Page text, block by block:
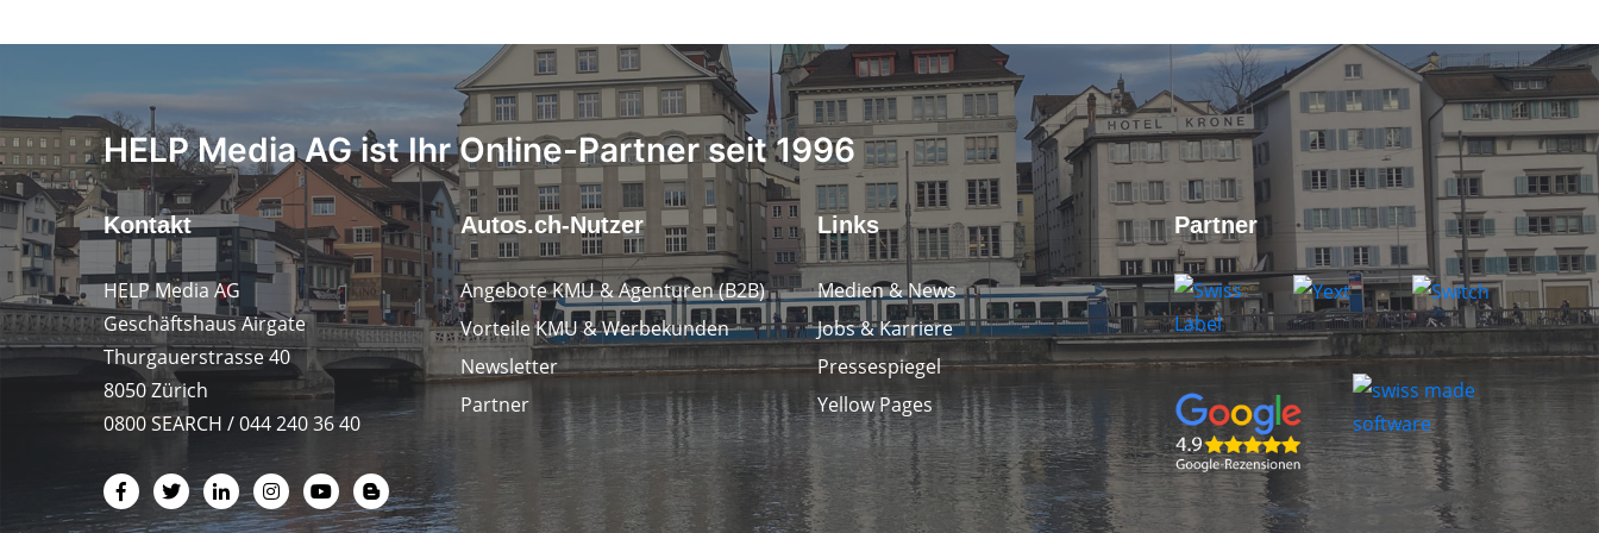
HELP Media AG ist Ihr Online-Partner seit 1996
Kontakt
HELP Media AG
Geschäftshaus Airgate
Thurgauerstrasse 40
8050 Zürich
0800 SEARCH / 044 240 36 40
Autos.ch-Nutzer
Angebote KMU & Agenturen (B2B)
Vorteile KMU & Werbekunden
Newsletter
Partner
Links
Medien & News
Jobs & Karriere
Pressespiegel
Yellow Pages
Partner